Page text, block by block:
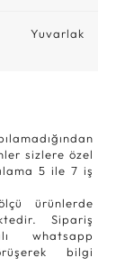
Yuvarlak
sizlere özel
5 ile 7 iş
ürünlerde
Sipariş
whatsapp
bilgi